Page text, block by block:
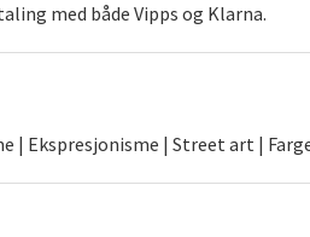
med både Vipps og Klarna.
| Ekspresjonisme | Street art |